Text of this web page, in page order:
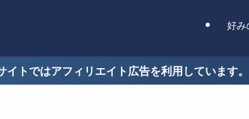
好み
イトではアフィリエイト広告を利用しています。